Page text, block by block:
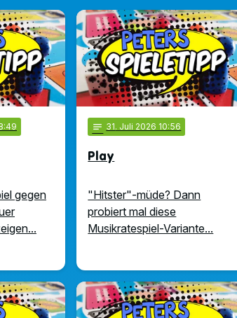
gegen
notes 31. Juli 2026 10:56
Play
"Hitster"-müde? Dann
probiert mal diese
Musikratespiel-Variante...